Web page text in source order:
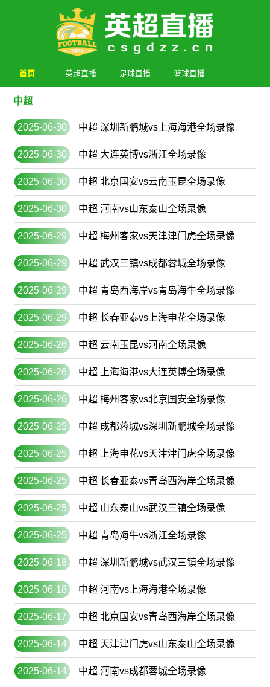
首页 英超直播 足球直播 篮球直播
中超
2025-06-30 中超 深圳新鹏城vs上海海港全场录像
2025-06-30 中超 大连英博vs浙江全场录像
2025-06-30 中超 北京国安vs云南玉昆全场录像
2025-06-30 中超 河南vs山东泰山全场录像
2025-06-29 中超 梅州客家vs天津津门虎全场录像
2025-06-29 中超 武汉三镇vs成都蓉城全场录像
2025-06-29 中超 青岛西海岸vs青岛海牛全场录像
2025-06-29 中超 长春亚泰vs上海申花全场录像
2025-06-26 中超 云南玉昆vs河南全场录像
2025-06-26 中超 上海海港vs大连英博全场录像
2025-06-26 中超 梅州客家vs北京国安全场录像
2025-06-25 中超 成都蓉城vs深圳新鹏城全场录像
2025-06-25 中超 上海申花vs天津津门虎全场录像
2025-06-25 中超 长春亚泰vs青岛西海岸全场录像
2025-06-25 中超 山东泰山vs武汉三镇全场录像
2025-06-25 中超 青岛海牛vs浙江全场录像
2025-06-18 中超 深圳新鹏城vs武汉三镇全场录像
2025-06-18 中超 河南vs上海海港全场录像
2025-06-17 中超 北京国安vs青岛西海岸全场录像
2025-06-14 中超 天津津门虎vs山东泰山全场录像
2025-06-14 中超 河南vs成都蓉城全场录像